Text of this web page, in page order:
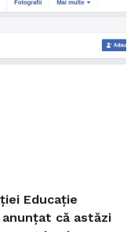
Educație
anunțat că astăzi